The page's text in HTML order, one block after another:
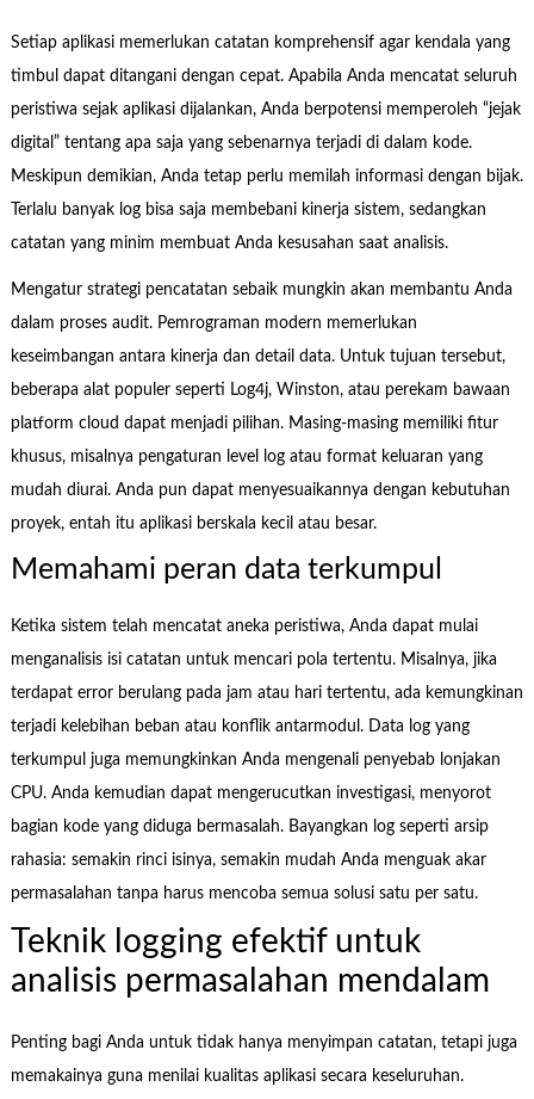
Setiap aplikasi memerlukan catatan komprehensif agar kendala yang
timbul dapat ditangani dengan cepat. Apabila Anda mencatat seluruh
peristiwa sejak aplikasi dijalankan, Anda berpotensi memperoleh “jejak
digital” tentang apa saja yang sebenarnya terjadi di dalam kode.
Meskipun demikian, Anda tetap perlu memilah informasi dengan bijak.
Terlalu banyak log bisa saja membebani kinerja sistem, sedangkan
catatan yang minim membuat Anda kesusahan saat analisis.
Mengatur strategi pencatatan sebaik mungkin akan membantu Anda
dalam proses audit. Pemrograman modern memerlukan
keseimbangan antara kinerja dan detail data. Untuk tujuan tersebut,
beberapa alat populer seperti Log4j, Winston, atau perekam bawaan
platform cloud dapat menjadi pilihan. Masing-masing memiliki fitur
khusus, misalnya pengaturan level log atau format keluaran yang
mudah diurai. Anda pun dapat menyesuaikannya dengan kebutuhan
proyek, entah itu aplikasi berskala kecil atau besar.
Memahami peran data terkumpul
Ketika sistem telah mencatat aneka peristiwa, Anda dapat mulai
menganalisis isi catatan untuk mencari pola tertentu. Misalnya, jika
terdapat error berulang pada jam atau hari tertentu, ada kemungkinan
terjadi kelebihan beban atau konflik antarmodul. Data log yang
terkumpul juga memungkinkan Anda mengenali penyebab lonjakan
CPU. Anda kemudian dapat mengerucutkan investigasi, menyorot
bagian kode yang diduga bermasalah. Bayangkan log seperti arsip
rahasia: semakin rinci isinya, semakin mudah Anda menguak akar
permasalahan tanpa harus mencoba semua solusi satu per satu.
Teknik logging efektif untuk
analisis permasalahan mendalam
Penting bagi Anda untuk tidak hanya menyimpan catatan, tetapi juga
memakainya guna menilai kualitas aplikasi secara keseluruhan.